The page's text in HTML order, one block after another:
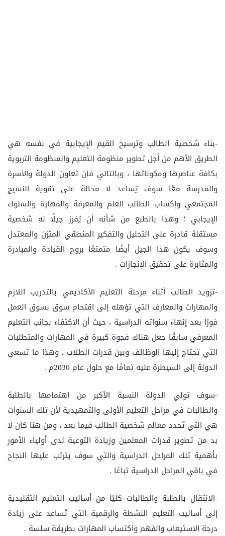
-بناء شخصية الطالب وترسيخ القيم الإيجابية في نفسه هي
الطريق الأهم من أجل تطوير منظومة التعليم والمنظومة التربوية
بكافة عناصرها ومكوناتها ، وبالتالي فإن تعاون الدولة والأسرة
والمدرسة معًا سوف يُساعد لا محالة على تقوية النسيج
المجتمعي وإكساب الطالب العلم والمعرفة والمهارة والسلوك
الإيجابي ؛ وهذا بالطبع من شأنه أن يُفرز جيلًا له شخصية
مستقلة قادرة على التحليل والتفكير المنطقي المتزن والمعتدل
وسوف يكون هذا الجيل أيضًا متمتعًا بروح القيادة والمبادرة
والمثابرة على تحقيق الإنجازات .
-تزويد الطالب أثناء مرحلة التعليم الأكاديمي بالتدريب اللازم
والمهارات والمعارف التي تؤهله إلى اقتحام سوق بسوق العمل
فورًا بعد إنهاء سنواته الدراسية ، حيث أن الاكتفاء بجانب التعليم
المعرفي سابقًا جعل هناك فجوة كبيرة في المهارات والمتطلبات
التي تحتاج إليها الوظائف وبين قدرات الطلاب ، وهذا ما تسعى
الدولة إلى السيطرة عليه تمامًا مع حلول عام 2030م .
-سوف تولي الدولة النسبة الأكبر من اهتمامها بالطلبة
والطالبات في مراحل التعليم الأولى والتمهيدية لأن تلك السنوات
هي التي تُحدد معالم شخصية الطالب فيما بعد ، ومن هنا كان لا
بد من تطوير قدرات المعلمين وزيادة التوعية لدى أولياء الأمور
بأهمية تلك المراحل الدراسية والتي سوف يترتب عليها النجاح
في باقي المراحل الدراسية تباعًا .
-الانتقال بالطلبة والطالبات كليًا من أساليب التعليم التقليدية
إلى أساليب التعليم النشطة والرقمية التي تُساعد على زيادة
درجة الاستيعاب والفهم واكتساب المهارات بطريقة سلسة .